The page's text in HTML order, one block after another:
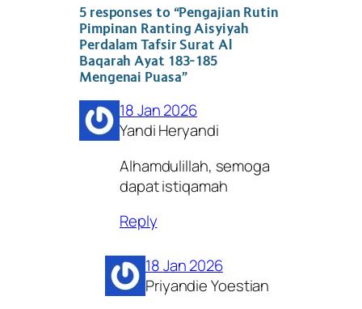
5 responses to “Pengajian Rutin
Pimpinan Ranting Aisyiyah
Perdalam Tafsir Surat Al
Baqarah Ayat 183-185
Mengenai Puasa”
18 Jan 2026
Yandi Heryandi
Alhamdulillah, semoga
dapat istiqamah
Reply
18 Jan 2026
Priyandie Yoestian